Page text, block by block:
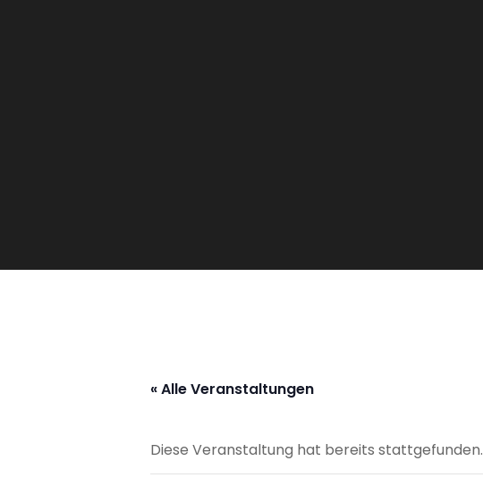
« Alle Veranstaltungen
Diese Veranstaltung hat bereits stattgefunden.